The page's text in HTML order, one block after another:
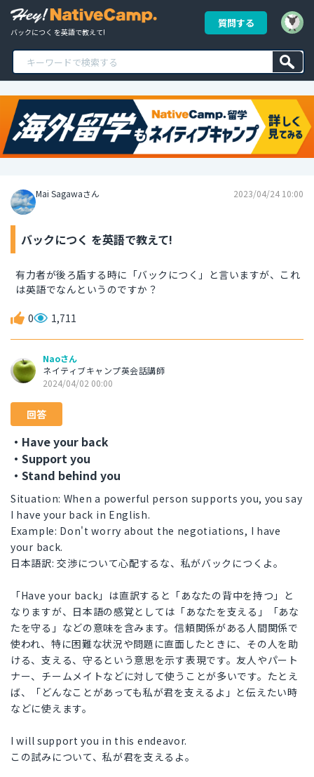
バックにつく を英語で教えて!
質問する
Mai Sagawaさん 2023/04/24 10:00
バックにつく を英語で教えて!
有力者が後ろ盾する時に「バックにつく」と言いますが、これ
は英語でなんというのですか？
0 1,711
Naoさん
ネイティブキャンプ英会話講師
2024/04/02 00:00
回答
・Have your back
・Support you
・Stand behind you
Situation: When a powerful person supports you, you say
I have your back in English.
Example: Don't worry about the negotiations, I have
your back.
日本語訳: 交渉について心配するな、私がバックにつくよ。
「Have your back」は直訳すると「あなたの背中を持つ」と
なりますが、日本語の感覚としては「あなたを支える」「あな
たを守る」などの意味を含みます。信頼関係がある人間関係で
使われ、特に困難な状況や問題に直面したときに、その人を助
ける、支える、守るという意思を示す表現です。友人やパート
ナー、チームメイトなどに対して使うことが多いです。たとえ
ば、「どんなことがあっても私が君を支えるよ」と伝えたい時
などに使えます。
I will support you in this endeavor.
この試みについて、私が君を支えるよ。